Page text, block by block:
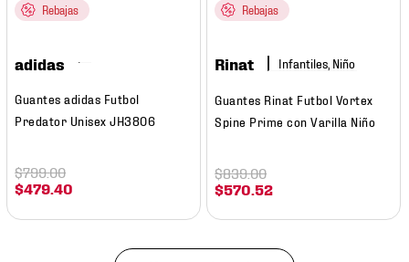
Rebajas
adidas
Guantes adidas Futbol
Predator Unisex JH3806
$479 .40
$799.00
Rebajas
Rinat Infantiles, Niño
Guantes Rinat Futbol Vortex
Spine Prime con Varilla Niño
$570 52
$839.00